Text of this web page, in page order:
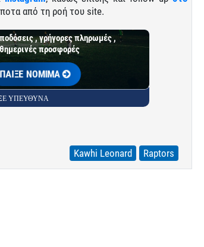
από τη ροή του site.
, γρήγορες πληρωμές ,
προσφορές
ΠΑΙΞΕ ΝΟΜΙΜΑ
ΥΠΕΥΘΥΝΑ
Kawhi Leonard Raptors